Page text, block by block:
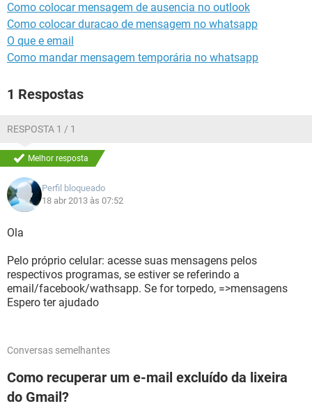
Como colocar mensagem de ausencia no outlook
Como colocar duracao de mensagem no whatsapp
O que e email
Como mandar mensagem temporária no whatsapp
1 Respostas
RESPOSTA 1 / 1
Melhor resposta
Perfil bloqueado
18 abr 2013 às 07:52
Ola
Pelo próprio celular: acesse suas mensagens pelos
respectivos programas, se estiver se referindo a
email/facebook/wathsapp. Se for torpedo, =>mensagens
Espero ter ajudado
Conversas semelhantes
Como recuperar um e-mail excluído da lixeira
do Gmail?